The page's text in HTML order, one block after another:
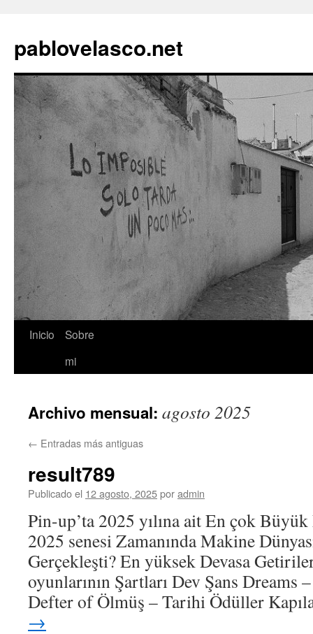
pablovelasco.net
Saltar
Inicio
Sobre
mi
Archivo mensual: agosto 2025
← Entradas más antiguas
result789
Publicado el 12 agosto, 2025poradmin
Pin-up’ta 2025 yılına ait En çok
2025 senesi Zamanında Makine
Gerçekleşti? En yüksek Devasa
oyunlarının Şartları Dev Şans Dreams
Defter of Ölmüş – Tarihi Ödüller
→